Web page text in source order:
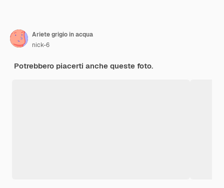
Ariete grigio in acqua
nick-6
Potrebbero piacerti anche queste foto.